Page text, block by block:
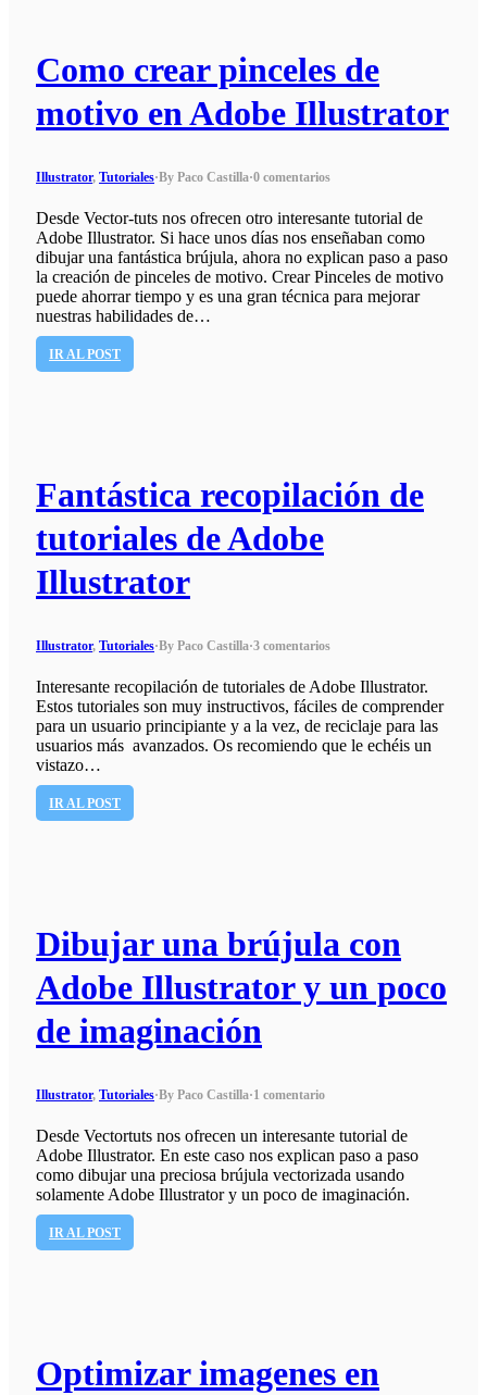
Como crear pinceles de
motivo en Adobe Illustrator
Illustrator, Tutoriales·By Paco Castilla·0 comentarios
Desde Vector-tuts nos ofrecen otro interesante tutorial de
Adobe Illustrator. Si hace unos días nos enseñaban como
dibujar una fantástica brújula, ahora no explican paso a paso
la creación de pinceles de motivo. Crear Pinceles de motivo
puede ahorrar tiempo y es una gran técnica para mejorar
nuestras habilidades de…
IR AL POST
Fantástica recopilación de
tutoriales de Adobe
Illustrator
Illustrator, Tutoriales·By Paco Castilla·3 comentarios
Interesante recopilación de tutoriales de Adobe Illustrator.
Estos tutoriales son muy instructivos, fáciles de comprender
para un usuario principiante y a la vez, de reciclaje para las
usuarios más avanzados. Os recomiendo que le echéis un
vistazo…
IR AL POST
Dibujar una brújula con
Adobe Illustrator y un poco
de imaginación
Illustrator, Tutoriales·By Paco Castilla·1 comentario
Desde Vectortuts nos ofrecen un interesante tutorial de
Adobe Illustrator. En este caso nos explican paso a paso
como dibujar una preciosa brújula vectorizada usando
solamente Adobe Illustrator y un poco de imaginación.
IR AL POST
Optimizar imagenes en